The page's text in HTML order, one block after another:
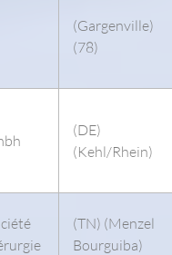
(Gargenville)
(78)
(DE)
(Kehl/Rhein)
(TN) (Menzel
Bourguiba)